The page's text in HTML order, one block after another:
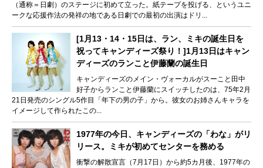
（通称＝日劇）のステージに初めて立った。紙テープを投げる、というユニ
ークな応援作法の発祥の地である日劇での最初の出演はドリ...
[1月13・14・15日は、ラン、ミキの誕生日を
祝ってキャンディーズ祭り！]1月13日はキャン
ディーズのランこと伊藤蘭の誕生日
キャンディーズのメイン・ヴォーカルがスーこと田中
好子からランこと伊藤蘭にスイッチしたのは、75年2月
21日発売のシングル5作目「年下の男の子」から。彼女のお姉さんキャラを
イメージして作られたこの...
1977年の今日、キャンディーズの「わな」がリ
リース。ミキが初めてセンターを務める
衝撃の解散宣言（7月17日）から約5カ月後、1977年の